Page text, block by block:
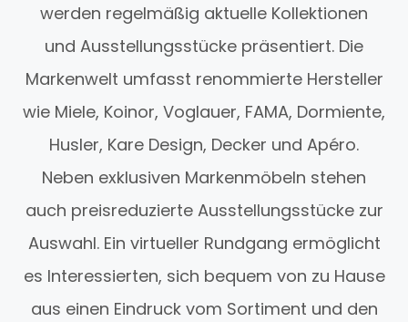
werden regelmäßig aktuelle Kollektionen
und Ausstellungsstücke präsentiert. Die
Markenwelt umfasst renommierte Hersteller
wie Miele, Koinor, Voglauer, FAMA, Dormiente,
Husler, Kare Design, Decker und Apéro.
Neben exklusiven Markenmöbeln stehen
auch preisreduzierte Ausstellungsstücke zur
Auswahl. Ein virtueller Rundgang ermöglicht
es Interessierten, sich bequem von zu Hause
aus einen Eindruck vom Sortiment und den